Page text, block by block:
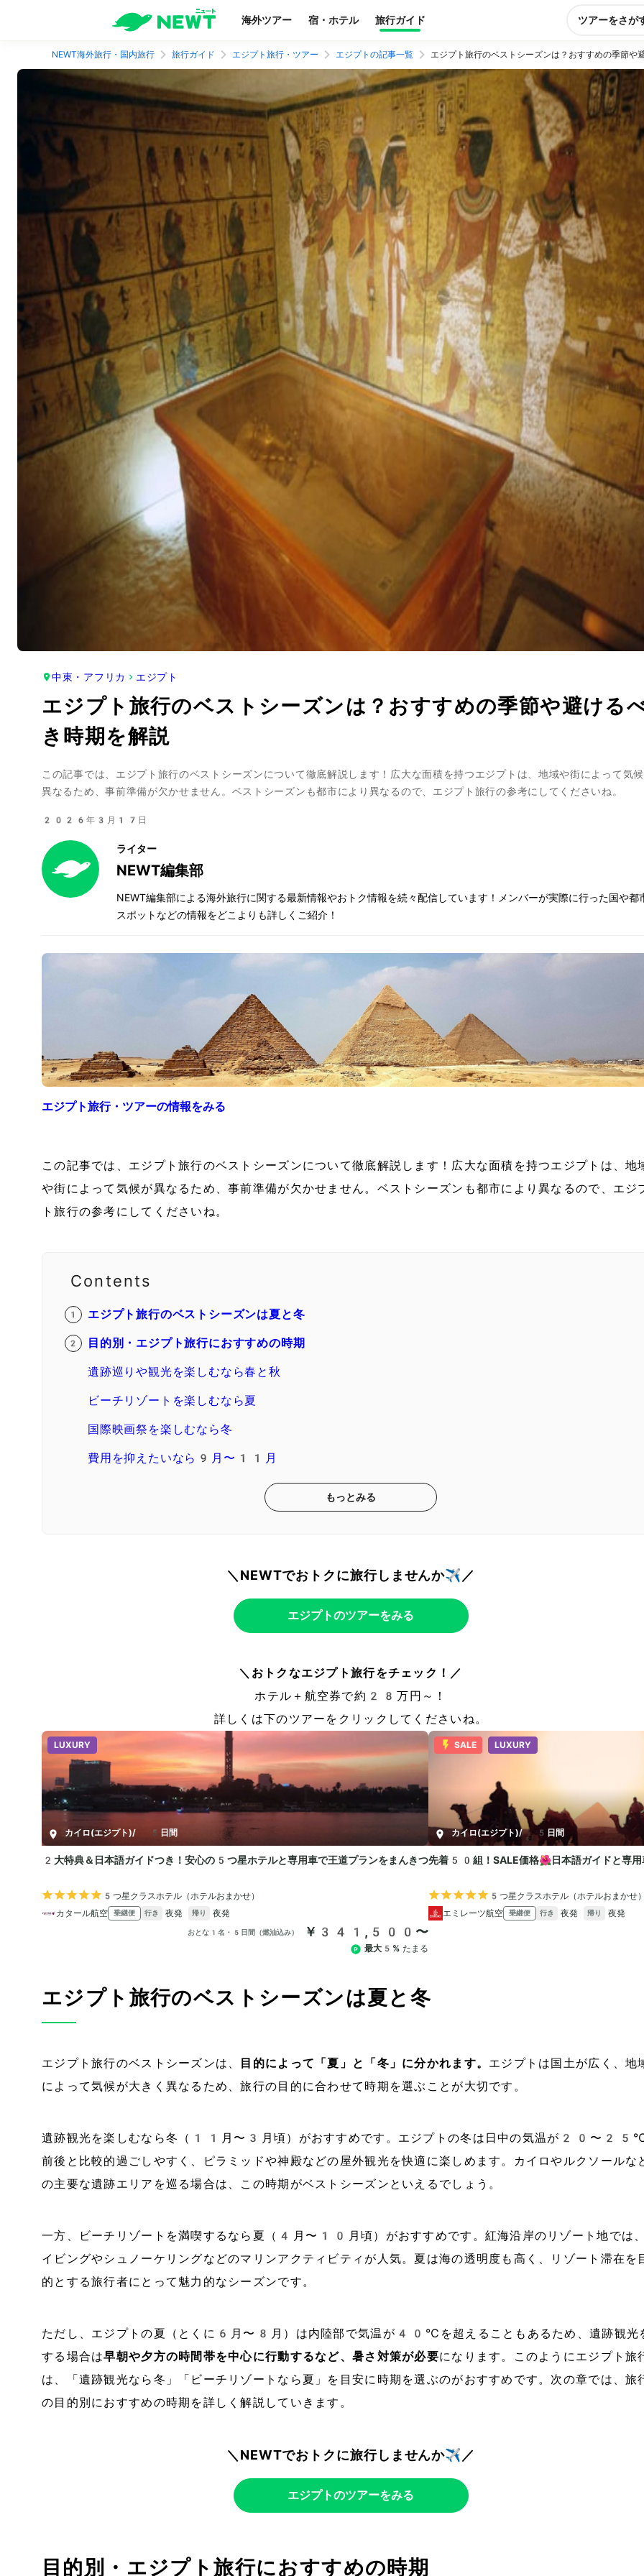
海外ツアー 宿・ホテル 旅行ガイド ツアーをさが
NEWT海外旅行・国内旅行 旅行ガイド エジプト旅行・ツアー エジプトの記事一覧 エジプト旅行のベストシーズンは？おすすめの季節や
中東・アフリカ エジプト
エジプト旅行のベストシーズンは？おすすめの季節や避ける
き時期を解説
この記事では、エジプト旅行のベストシーズンについて徹底解説します！広大な面積を持つエジプトは、地域や街によって気
異なるため、事前準備が欠かせません。ベストシーズンも都市により異なるので、エジプト旅行の参考にしてくださいね。
2026年3月17日
ライター
NEWT編集部
NEWT編集部による海外旅行に関する最新情報やおトク情報を続々配信しています！メンバーが実際に行った国や都
スポットなどの情報をどこよりも詳しくご紹介！
エジプト旅行・ツアーの情報をみる
この記事では、エジプト旅行のベストシーズンについて徹底解説します！広大な面積を持つエジプトは、地
や街によって気候が異なるため、事前準備が欠かせません。ベストシーズンも都市により異なるので、エジ
ト旅行の参考にしてくださいね。
Contents
エジプト旅行のベストシーズンは夏と冬
目的別・エジプト旅行におすすめの時期
遺跡巡りや観光を楽しむなら春と秋
ビーチリゾートを楽しむなら夏
国際映画祭を楽しむなら冬
費用を抑えたいなら9月〜11月
もっとみる
＼NEWTでおトクに旅行しませんか✈️／
エジプトのツアーをみる
＼おトクなエジプト旅行をチェック！／
ホテル＋航空券で約28万円～！
詳しくは下のツアーをクリックしてくださいね。
エジプト旅行のベストシーズンは夏と冬
エジプト旅行のベストシーズンは、 目的によって「夏」と「冬」に分かれます。 エジプトは国土が広く、地
によって気候が大きく異なるため、旅行の目的に合わせて時期を選ぶことが大切です。
遺跡観光を楽しむなら冬（11月〜3月頃）がおすすめです。エジプトの冬は日中の気温が20〜
前後と比較的過ごしやすく、ピラミッドや神殿などの屋外観光を快適に楽しめます。カイロやルクソールな
の主要な遺跡エリアを巡る場合は、この時期がベストシーズンといえるでしょう。
一方、ビーチリゾートを満喫するなら夏（4月〜10月頃）がおすすめです。紅海沿岸のリゾート地では
イビングやシュノーケリングなどのマリンアクティビティが人気。夏は海の透明度も高く、リゾート滞在を
的とする旅行者にとって魅力的なシーズンです。
ただし、エジプトの夏（とくに6月〜8月）は内陸部で気温が40℃を超えることもあるため、遺跡観光
する場合は早朝や夕方の時間帯を中心に行動するなど、暑さ対策が必要になります。このようにエジプト旅
は、「遺跡観光なら冬」「ビーチリゾートなら夏」を目安に時期を選ぶのがおすすめです。次の章では、旅
の目的別におすすめの時期を詳しく解説していきます。
＼NEWTでおトクに旅行しませんか✈️／
エジプトのツアーをみる
目的別・エジプト旅行におすすめの時期